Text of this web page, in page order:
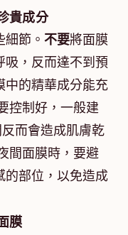
貴成分
節。 不要將面膜
吸，反而達不到預
中的精華成分能充
控制好，一般建
而會造成肌膚乾
間面膜時，要避
的部位，以免造成
膜